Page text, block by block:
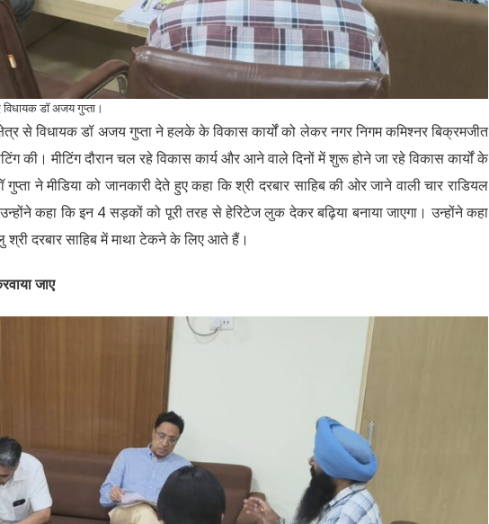
डॉ अजय गुप्ता।
से विधायक डॉ अजय गुप्ता ने हलके के विकास कार्यों को लेकर नगर निगम कमिश्नर बिक्रमजीत
की। मीटिंग दौरान चल रहे विकास कार्य और आने वाले दिनों में शुरू होने जा रहे विकास कार्यों के
ने मीडिया को जानकारी देते हुए कहा कि श्री दरबार साहिब की ओर जाने वाली चार राडियल
कहा कि इन 4 सड़कों को पूरी तरह से हेरिटेज लुक देकर बढ़िया बनाया जाएगा। उन्होंने कहा
दरबार साहिब में माथा टेकने के लिए आते हैं।
जाए